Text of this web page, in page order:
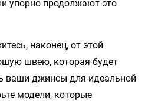
упорно продолжают это
наконец, от этой
швею, которая будет
ваши джинсы для идеальной
модели, которые